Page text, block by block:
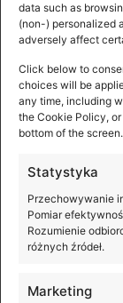
data such as
(non-) personalized
adversely affect
Click below to
choices will be
any time, including
the Cookie Policy,
bottom of the screen.
Statystyka
Przechowywanie
Pomiar
Rozumienie
różnych źródeł.
Marketing
Premiera
Szerokie
pełna
ma